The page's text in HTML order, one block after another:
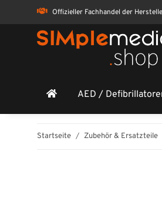
Offizieller Fachhandel der
AED /
Startseite Zubehör & Ersatzteile